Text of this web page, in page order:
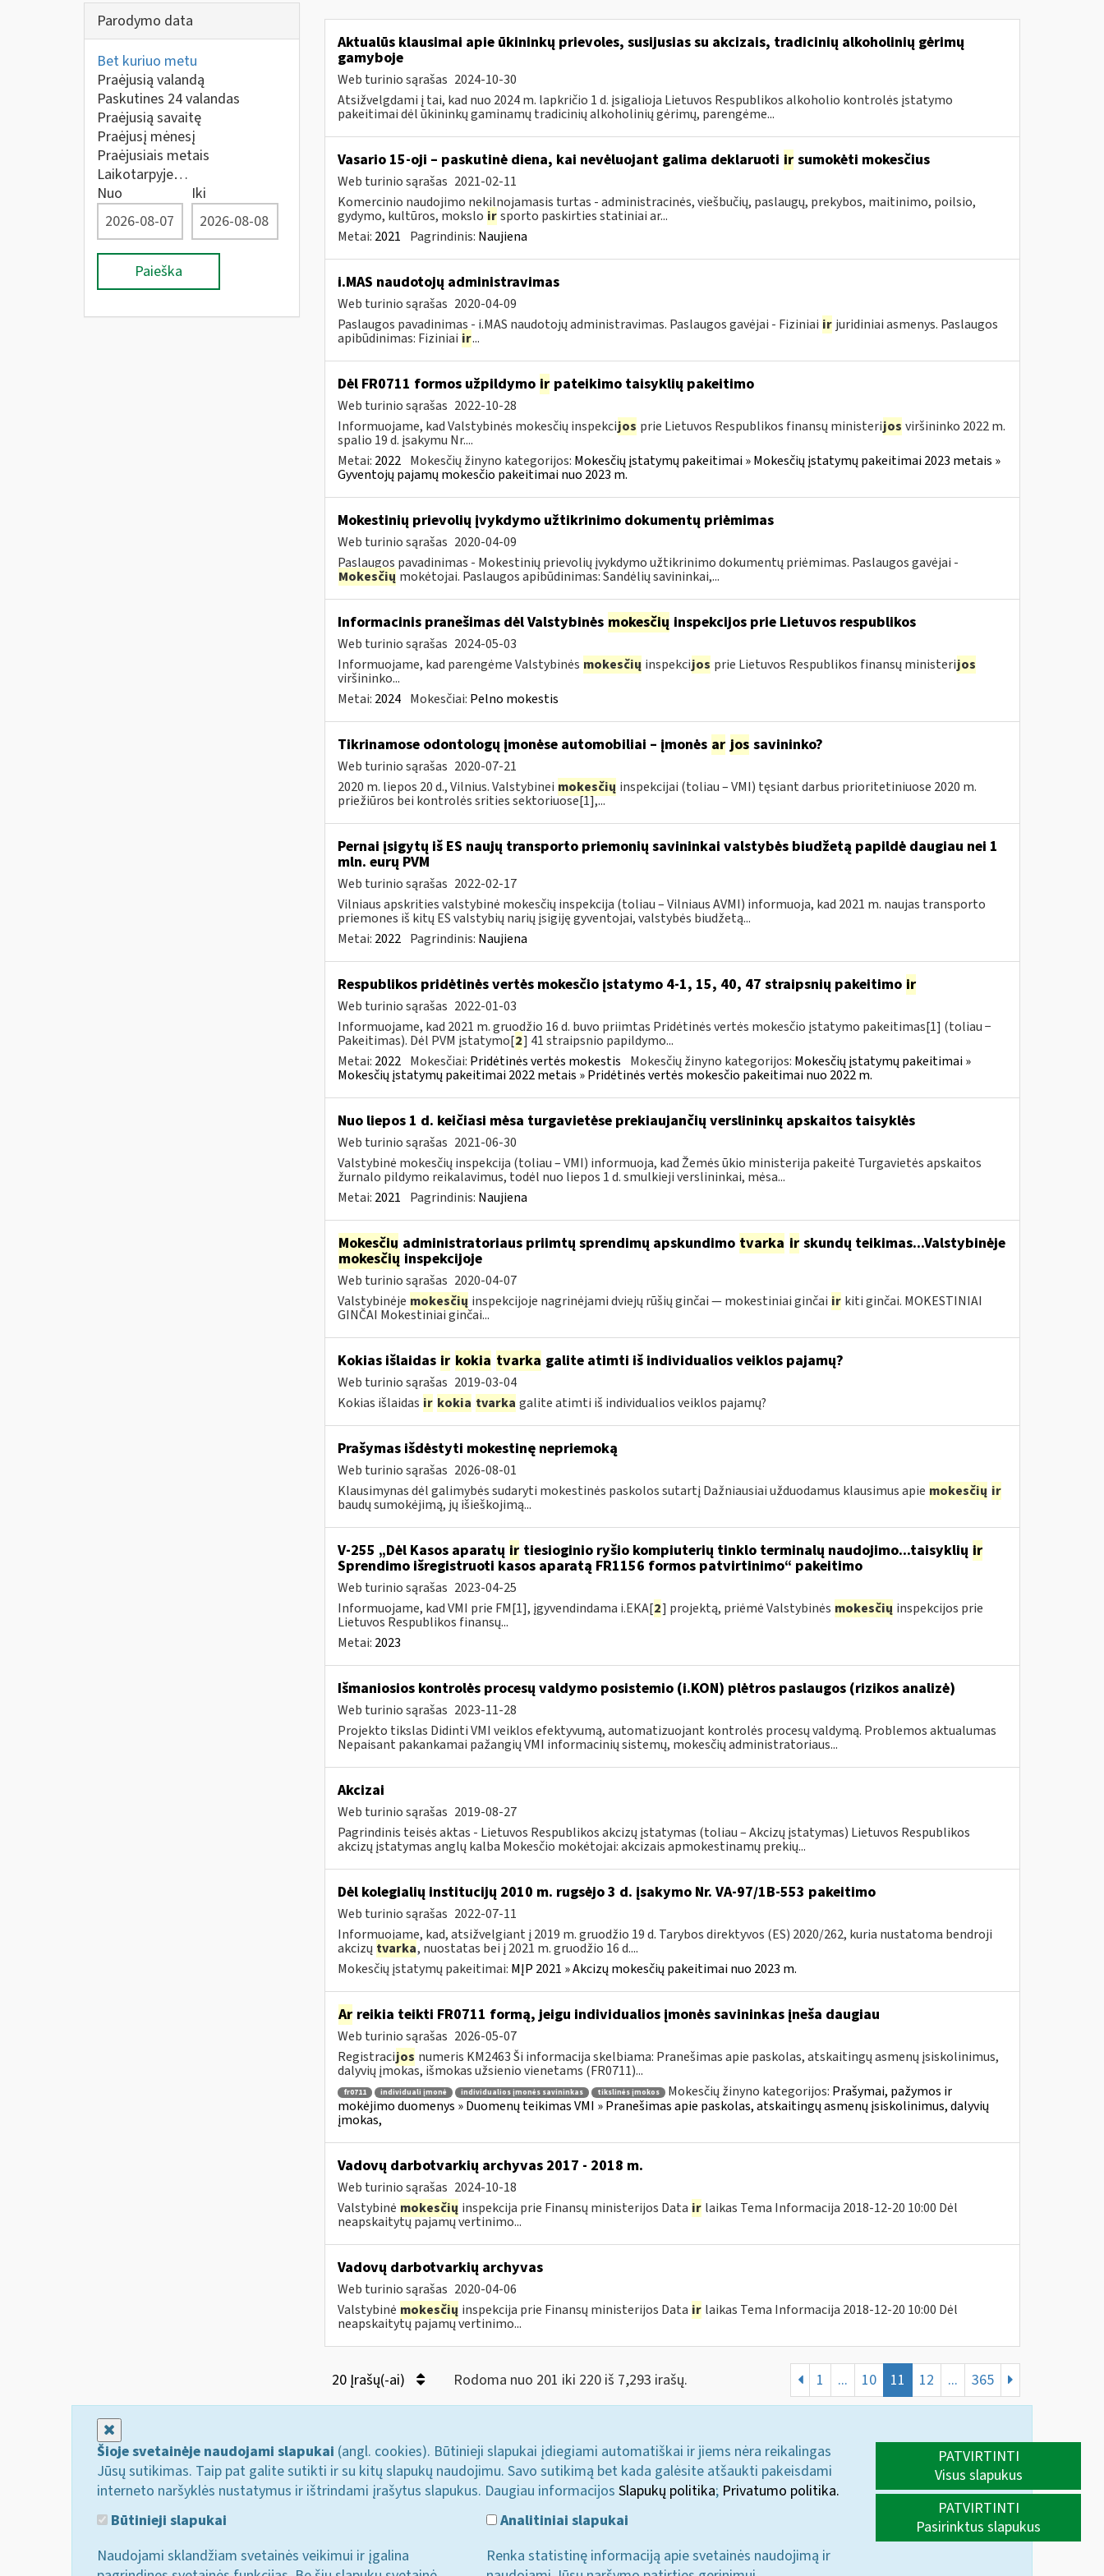
Parodymo data
Bet kuriuo metu
Praėjusią valandą
Paskutines 24 valandas
Praėjusią savaitę
Praėjusį mėnesį
Praėjusiais metais
Laikotarpyje…
Nuo
Iki
Paieška
Aktualūs klausimai apie ūkininkų prievoles, susijusias su akcizais, tradicinių alkoholinių gėrimų
gamyboje
Web turinio sąrašas 2024-10-30
Atsižvelgdami į tai, kad nuo 2024 m. lapkričio 1 d. įsigalioja Lietuvos Respublikos alkoholio kontrolės įstatymo
pakeitimai dėl ūkininkų gaminamų tradicinių alkoholinių gėrimų, parengėme...
Vasario 15-oji – paskutinė diena, kai nevėluojant galima deklaruoti irsumokėti mokesčius
Web turinio sąrašas 2021-02-11
Komercinio naudojimo nekilnojamasis turtas - administracinės, viešbučių, paslaugų, prekybos, maitinimo, poilsio,
gydymo, kultūros, mokslo ir sporto paskirties statiniai ar...
Metai: 2021 Pagrindinis: Naujiena
i.MAS naudotojų administravimas
Web turinio sąrašas 2020-04-09
Paslaugos pavadinimas - i.MAS naudotojų administravimas. Paslaugos gavėjai - Fiziniai ir juridiniai asmenys. Paslaugos
apibūdinimas: Fiziniai ir...
Dėl FR0711 formos užpildymo irpateikimo taisyklių pakeitimo
Web turinio sąrašas 2022-10-28
Informuojame, kad Valstybinės mokesčių inspekcijos prie Lietuvos Respublikos finansų ministerijos viršininko 2022 m.
spalio 19 d. įsakymu Nr....
Metai: 2022 Mokesčių žinyno kategorijos: Mokesčių įstatymų pakeitimai » Mokesčių įstatymų pakeitimai 2023 metais »
Gyventojų pajamų mokesčio pakeitimai nuo 2023 m.
Mokestinių prievolių įvykdymo užtikrinimo dokumentų priėmimas
Web turinio sąrašas 2020-04-09
Paslaugos pavadinimas - Mokestinių prievolių įvykdymo užtikrinimo dokumentų priėmimas. Paslaugos gavėjai -
Mokesčių mokėtojai. Paslaugos apibūdinimas: Sandėlių savininkai,...
Informacinis pranešimas dėl Valstybinės mokesčių inspekcijos prie Lietuvos respublikos
Web turinio sąrašas 2024-05-03
Informuojame, kad parengėme Valstybinės mokesčių inspekcijos prie Lietuvos Respublikos finansų ministerijos
viršininko...
Metai: 2024 Mokesčiai: Pelno mokestis
Tikrinamose odontologų įmonėse automobiliai – įmonės ar jos savininko?
Web turinio sąrašas 2020-07-21
2020 m. liepos 20 d., Vilnius. Valstybinei mokesčių inspekcijai (toliau – VMI) tęsiant darbus prioritetiniuose 2020 m.
priežiūros bei kontrolės srities sektoriuose[1],...
Pernai įsigytų iš ES naujų transporto priemonių savininkai valstybės biudžetą papildė daugiau nei 1
mln. eurų PVM
Web turinio sąrašas 2022-02-17
Vilniaus apskrities valstybinė mokesčių inspekcija (toliau – Vilniaus AVMI) informuoja, kad 2021 m. naujas transporto
priemones iš kitų ES valstybių narių įsigiję gyventojai, valstybės biudžetą...
Metai: 2022 Pagrindinis: Naujiena
Respublikos pridėtinės vertės mokesčio įstatymo 4-1, 15, 40, 47 straipsnių pakeitimo ir
Web turinio sąrašas 2022-01-03
Informuojame, kad 2021 m. gruodžio 16 d. buvo priimtas Pridėtinės vertės mokesčio įstatymo pakeitimas[1] (toliau −
Pakeitimas). Dėl PVM įstatymo[2] 41 straipsnio papildymo...
Metai: 2022 Mokesčiai: Pridėtinės vertės mokestis Mokesčių žinyno kategorijos: Mokesčių įstatymų pakeitimai »
Mokesčių įstatymų pakeitimai 2022 metais » Pridėtinės vertės mokesčio pakeitimai nuo 2022 m.
Nuo liepos 1 d. keičiasi mėsa turgavietėse prekiaujančių verslininkų apskaitos taisyklės
Web turinio sąrašas 2021-06-30
Valstybinė mokesčių inspekcija (toliau – VMI) informuoja, kad Žemės ūkio ministerija pakeitė Turgavietės apskaitos
žurnalo pildymo reikalavimus, todėl nuo liepos 1 d. smulkieji verslininkai, mėsa...
Metai: 2021 Pagrindinis: Naujiena
Mokesčiųadministratoriaus priimtų sprendimų apskundimo tvarka irskundų teikimas...Valstybinėje
mokesčių inspekcijoje
Web turinio sąrašas 2020-04-07
Valstybinėje mokesčių inspekcijoje nagrinėjami dviejų rūšių ginčai — mokestiniai ginčai ir kiti ginčai. MOKESTINIAI
GINČAI Mokestiniai ginčai...
Kokias išlaidas ir kokia tvarka galite atimti iš individualios veiklos pajamų?
Web turinio sąrašas 2019-03-04
Kokias išlaidas ir kokia tvarka galite atimti iš individualios veiklos pajamų?
Prašymas išdėstyti mokestinę nepriemoką
Web turinio sąrašas 2026-08-01
Klausimynas dėl galimybės sudaryti mokestinės paskolos sutartį Dažniausiai užduodamus klausimus apie mokesčių ir
baudų sumokėjimą, jų išieškojimą...
V-255 „Dėl Kasos aparatų irtiesioginio ryšio kompiuterių tinklo terminalų naudojimo...taisyklių ir
Sprendimo išregistruoti kasos aparatą FR1156 formos patvirtinimo“ pakeitimo
Web turinio sąrašas 2023-04-25
Informuojame, kad VMI prie FM[1], įgyvendindama i.EKA[2] projektą, priėmė Valstybinės mokesčių inspekcijos prie
Lietuvos Respublikos finansų...
Metai: 2023
Išmaniosios kontrolės procesų valdymo posistemio (i.KON) plėtros paslaugos (rizikos analizė)
Web turinio sąrašas 2023-11-28
Projekto tikslas Didinti VMI veiklos efektyvumą, automatizuojant kontrolės procesų valdymą. Problemos aktualumas
Nepaisant pakankamai pažangių VMI informacinių sistemų, mokesčių administratoriaus...
Akcizai
Web turinio sąrašas 2019-08-27
Pagrindinis teisės aktas - Lietuvos Respublikos akcizų įstatymas (toliau – Akcizų įstatymas) Lietuvos Respublikos
akcizų įstatymas anglų kalba Mokesčio mokėtojai: akcizais apmokestinamų prekių...
Dėl kolegialių institucijų 2010 m. rugsėjo 3 d. įsakymo Nr. VA-97/1B-553 pakeitimo
Web turinio sąrašas 2022-07-11
Informuojame, kad, atsižvelgiant į 2019 m. gruodžio 19 d. Tarybos direktyvos (ES) 2020/262, kuria nustatoma bendroji
akcizų tvarka, nuostatas bei į 2021 m. gruodžio 16 d....
Mokesčių įstatymų pakeitimai: MĮP 2021 » Akcizų mokesčių pakeitimai nuo 2023 m.
Arreikia teikti FR0711 formą, jeigu individualios įmonės savininkas įneša daugiau
Web turinio sąrašas 2026-05-07
Registracijos numeris KM2463 Ši informacija skelbiama: Pranešimas apie paskolas, atskaitingų asmenų įsiskolinimus,
dalyvių įmokas, išmokas užsienio vienetams (FR0711)...
fr0711 individuali įmonė individualios įmonės savininkas tikslinės įmokos Mokesčių žinyno kategorijos: Prašymai, pažymos ir
mokėjimo duomenys » Duomenų teikimas VMI » Pranešimas apie paskolas, atskaitingų asmenų įsiskolinimus, dalyvių
įmokas,
Vadovų darbotvarkių archyvas 2017 - 2018 m.
Web turinio sąrašas 2024-10-18
Valstybinė mokesčių inspekcija prie Finansų ministerijos Data ir laikas Tema Informacija 2018-12-20 10:00 Dėl
neapskaitytų pajamų vertinimo...
Vadovų darbotvarkių archyvas
Web turinio sąrašas 2020-04-06
Valstybinė mokesčių inspekcija prie Finansų ministerijos Data ir laikas Tema Informacija 2018-12-20 10:00 Dėl
neapskaitytų pajamų vertinimo...
20 Įrašų(-ai) Rodoma nuo 201 iki 220 iš 7,293 irašų. 1 ... 10 11 12 ... 365
Šioje svetainėje naudojami slapukai (angl. cookies). Būtinieji slapukai įdiegiami automatiškai ir jiems nėra reikalingas
Jūsų sutikimas. Taip pat galite sutikti ir su kitų slapukų naudojimu. Savo sutikimą bet kada galėsite atšaukti pakeisdami
interneto naršyklės nustatymus ir ištrindami įrašytus slapukus. Daugiau informacijos Slapukų politika; Privatumo politika.
Būtinieji slapukai
Naudojami sklandžiam svetainės veikimui ir įgalina
Analitiniai slapukai
Renka statistinę informaciją apie svetainės naudojimą ir
PATVIRTINTI
Visus slapukus
PATVIRTINTI
Pasirinktus slapukus